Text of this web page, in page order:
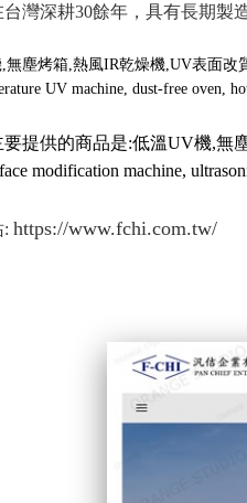
灣深耕30餘年，具有長期製
無塵烤箱,熱風IR乾燥機,UV表面改
UV machine, dust-free oven,
提供的商品是:低溫UV機,無
modification machine,
:https://www.fchi.com.tw/